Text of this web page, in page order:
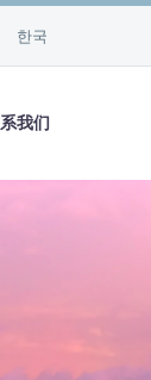
한국
我们